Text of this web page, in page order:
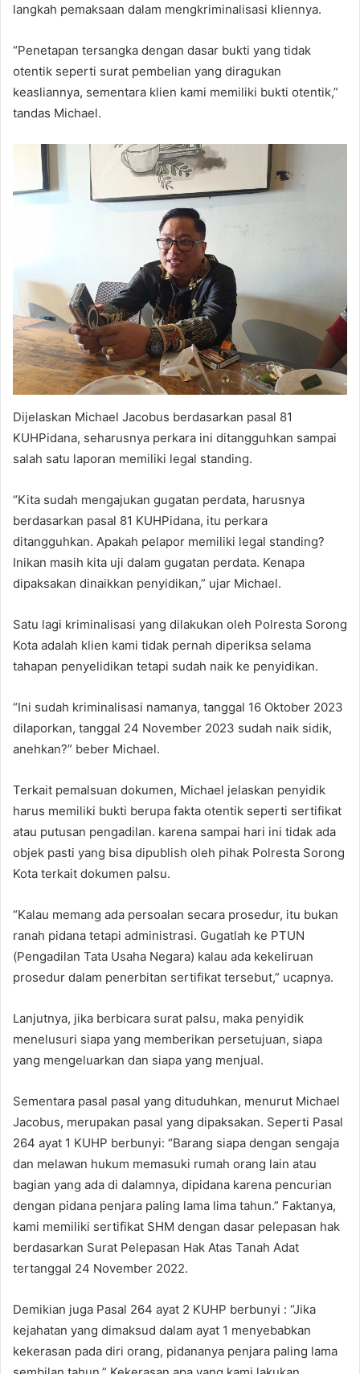
langkah pemaksaan dalam mengkriminalisasi kliennya.
“Penetapan tersangka dengan dasar bukti yang tidak
otentik seperti surat pembelian yang diragukan
keasliannya, sementara klien kami memiliki bukti otentik,”
tandas Michael.
Dijelaskan Michael Jacobus berdasarkan pasal 81
KUHPidana, seharusnya perkara ini ditangguhkan sampai
salah satu laporan memiliki legal standing.
“Kita sudah mengajukan gugatan perdata, harusnya
berdasarkan pasal 81 KUHPidana, itu perkara
ditangguhkan. Apakah pelapor memiliki legal standing?
Inikan masih kita uji dalam gugatan perdata. Kenapa
dipaksakan dinaikkan penyidikan,” ujar Michael.
Satu lagi kriminalisasi yang dilakukan oleh Polresta Sorong
Kota adalah klien kami tidak pernah diperiksa selama
tahapan penyelidikan tetapi sudah naik ke penyidikan.
“Ini sudah kriminalisasi namanya, tanggal 16 Oktober 2023
dilaporkan, tanggal 24 November 2023 sudah naik sidik,
anehkan?” beber Michael.
Terkait pemalsuan dokumen, Michael jelaskan penyidik
harus memiliki bukti berupa fakta otentik seperti sertifikat
atau putusan pengadilan. karena sampai hari ini tidak ada
objek pasti yang bisa dipublish oleh pihak Polresta Sorong
Kota terkait dokumen palsu.
“Kalau memang ada persoalan secara prosedur, itu bukan
ranah pidana tetapi administrasi. Gugatlah ke PTUN
(Pengadilan Tata Usaha Negara) kalau ada kekeliruan
prosedur dalam penerbitan sertifikat tersebut,” ucapnya.
Lanjutnya, jika berbicara surat palsu, maka penyidik
menelusuri siapa yang memberikan persetujuan, siapa
yang mengeluarkan dan siapa yang menjual.
Sementara pasal pasal yang dituduhkan, menurut Michael
Jacobus, merupakan pasal yang dipaksakan. Seperti Pasal
264 ayat 1 KUHP berbunyi: “Barang siapa dengan sengaja
dan melawan hukum memasuki rumah orang lain atau
bagian yang ada di dalamnya, dipidana karena pencurian
dengan pidana penjara paling lama lima tahun.” Faktanya,
kami memiliki sertifikat SHM dengan dasar pelepasan hak
berdasarkan Surat Pelepasan Hak Atas Tanah Adat
tertanggal 24 November 2022.
Demikian juga Pasal 264 ayat 2 KUHP berbunyi : “Jika
kejahatan yang dimaksud dalam ayat 1 menyebabkan
kekerasan pada diri orang, pidananya penjara paling lama